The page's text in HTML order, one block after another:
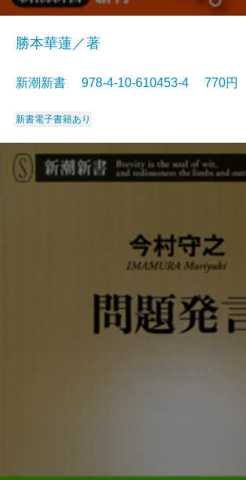
勝本華蓮／著
新潮新書 978-4-10-610453-4 770円
新書電子書籍あり